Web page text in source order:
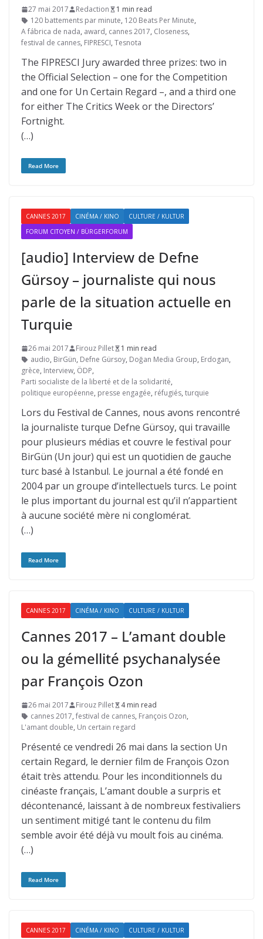
27 mai 2017 Redaction
1 min read
120 battements par minute, 120 Beats Per Minute,
A fábrica de nada, award, cannes 2017, Closeness,
festival de cannes, FIPRESCI, Tesnota
The FIPRESCI Jury awarded three prizes: two in
the Official Selection – one for the Competition
and one for Un Certain Regard –, and a third one
for either The Critics Week or the Directors’
Fortnight.
(…)
Read More
CANNES 2017 CINÉMA / KINO
CULTURE / KULTUR
FORUM CITOYEN / BÜRGERFORUM
[audio] Interview de Defne
Gürsoy – journaliste qui nous
parle de la situation actuelle en
Turquie
26 mai 2017 Firouz Pillet
1 min read
audio, BirGün, Defne Gürsoy, Doğan Media Group, Erdogan,
grèce, Interview, ÖDP,
Parti socialiste de la liberté et de la solidarité,
politique européenne, presse engagée, réfugiés, turquie
Lors du Festival de Cannes, nous avons rencontré
la journaliste turque Defne Gürsoy, qui travaille
pour plusieurs médias et couvre le festival pour
BirGün (Un jour) qui est un quotidien de gauche
turc basé à Istanbul. Le journal a été fondé en
2004 par un groupe d’intellectuels turcs. Le point
le plus important du journal est qu’il n’appartient
à aucune société mère ni conglomérat.
(…)
Read More
CANNES 2017 CINÉMA / KINO CULTURE / KULTUR
Cannes 2017 – L’amant double
ou la gémellité psychanalysée
par François Ozon
26 mai 2017 Firouz Pillet
4 min read
cannes 2017, festival de cannes, François Ozon,
L'amant double, Un certain regard
Présenté ce vendredi 26 mai dans la section Un
certain Regard, le dernier film de François Ozon
était très attendu. Pour les inconditionnels du
cinéaste français, L’amant double a surpris et
décontenancé, laissant à de nombreux festivaliers
un sentiment mitigé tant le contenu du film
semble avoir été déjà vu moult fois au cinéma.
(…)
Read More
CANNES 2017 CINÉMA / KINO CULTURE / KULTUR